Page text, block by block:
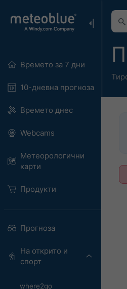
Времето за 7 дни
10-дневна прогноза
Времето днес
Webcams
Метеорологични
карти
Продукти
Прогноза
На открито и
спорт
where2go